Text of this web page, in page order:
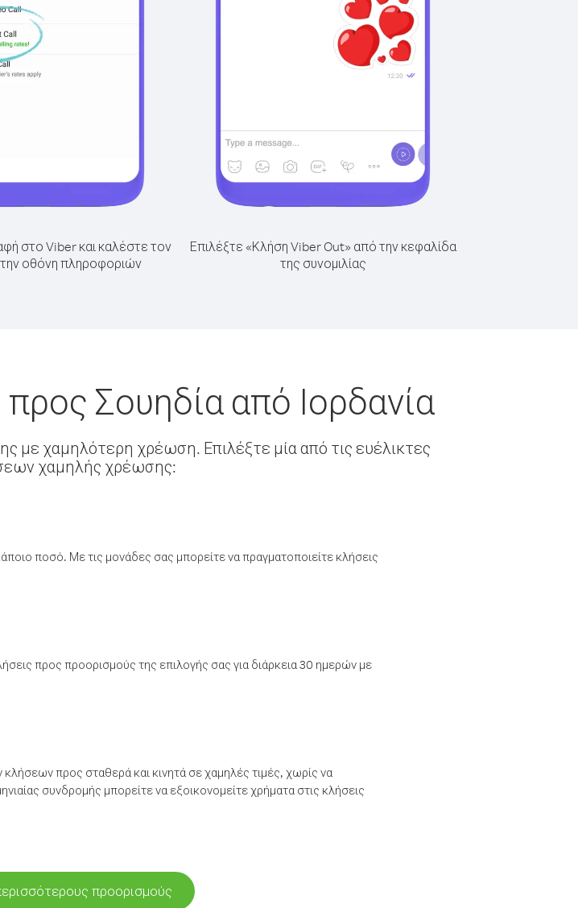
στο Viber και καλέστε τον
οθόνη πληροφοριών
Επιλέξτε «Κλήση Viber Out» από την κεφαλίδα
της συνομιλίας
Σουηδία από Ιορδανία
με χαμηλότερη χρέωση. Επιλέξτε μία από τις ευέλικτες
χαμηλής χρέωσης:
ποσό. Με τις μονάδες σας μπορείτε να πραγματοποιείτε κλήσεις
προς προορισμούς της επιλογής σας για διάρκεια 30 ημερών με
προς σταθερά και κινητά σε χαμηλές τιμές, χωρίς να
συνδρομής μπορείτε να εξοικονομείτε χρήματα στις κλήσεις
προορισμούς